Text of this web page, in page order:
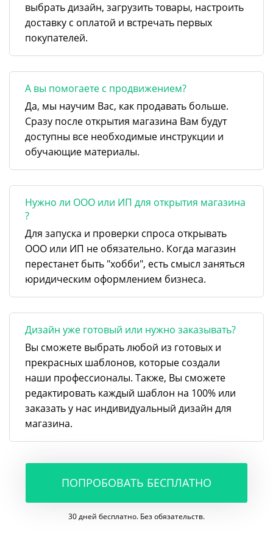
выбрать дизайн, загрузить товары, настроить
доставку с оплатой и встречать первых
покупателей.
А вы помогаете с продвижением?
Да, мы научим Вас, как продавать больше.
Сразу после открытия магазина Вам будут
доступны все необходимые инструкции и
обучающие материалы.
Нужно ли ООО или ИП для открытия магазина
?
Для запуска и проверки спроса открывать
ООО или ИП не обязательно. Когда магазин
перестанет быть "хобби", есть смысл заняться
юридическим оформлением бизнеса.
Дизайн уже готовый или нужно заказывать?
Вы сможете выбрать любой из готовых и
прекрасных шаблонов, которые создали
наши профессионалы. Также, Вы сможете
редактировать каждый шаблон на 100% или
заказать у нас индивидуальный дизайн для
магазина.
ПОПРОБОВАТЬ БЕСПЛАТНО
30 дней бесплатно. Без обязательств.